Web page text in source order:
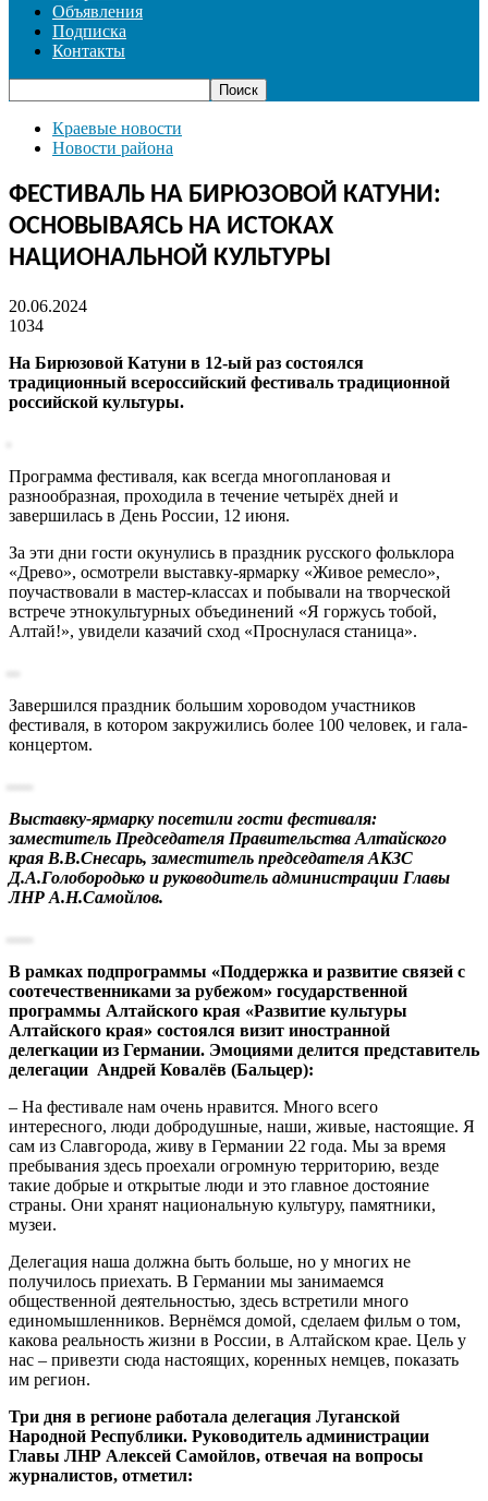
Объявления
Подписка
Контакты
Краевые новости
Новости района
ФЕСТИВАЛЬ НА БИРЮЗОВОЙ КАТУНИ:
ОСНОВЫВАЯСЬ НА ИСТОКАХ
НАЦИОНАЛЬНОЙ КУЛЬТУРЫ
20.06.2024
1034
На Бирюзовой Катуни в 12-ый раз состоялся
традиционный всероссийский фестиваль традиционной
российской культуры.
Программа фестиваля, как всегда многоплановая и
разнообразная, проходила в течение четырёх дней и
завершилась в День России, 12 июня.
За эти дни гости окунулись в праздник русского фольклора
«Древо», осмотрели выставку-ярмарку «Живое ремесло»,
поучаствовали в мастер-классах и побывали на творческой
встрече этнокультурных объединений «Я горжусь тобой,
Алтай!», увидели казачий сход «Проснулася станица».
Завершился праздник большим хороводом участников
фестиваля, в котором закружились более 100 человек, и гала-
концертом.
Выставку-ярмарку посетили гости фестиваля:
заместитель Председателя Правительства Алтайского
края В.В.Снесарь, заместитель председателя АКЗС
Д.А.Голобородько и руководитель администрации Главы
ЛНР А.Н.Самойлов.
В рамках подпрограммы «Поддержка и развитие связей с
соотечественниками за рубежом» государственной
программы Алтайского края «Развитие культуры
Алтайского края» состоялся визит иностранной
делегкации из Германии. Эмоциями делится представитель
делегации Андрей Ковалёв (Бальцер):
– На фестивале нам очень нравится. Много всего
интересного, люди добродушные, наши, живые, настоящие. Я
сам из Славгорода, живу в Германии 22 года. Мы за время
пребывания здесь проехали огромную территорию, везде
такие добрые и открытые люди и это главное достояние
страны. Они хранят национальную культуру, памятники,
музеи.
Делегация наша должна быть больше, но у многих не
получилось приехать. В Германии мы занимаемся
общественной деятельностью, здесь встретили много
единомышленников. Вернёмся домой, сделаем фильм о том,
какова реальность жизни в России, в Алтайском крае. Цель у
нас – привезти сюда настоящих, коренных немцев, показать
им регион.
Три дня в регионе работала делегация Луганской
Народной Республики. Руководитель администрации
Главы ЛНР Алексей Самойлов, отвечая на вопросы
журналистов, отметил: